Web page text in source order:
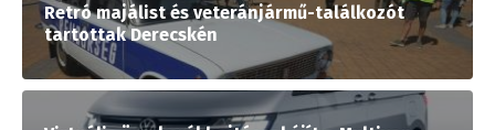
Retró majálist és veteránjármű-találkozót
tartottak Derecskén